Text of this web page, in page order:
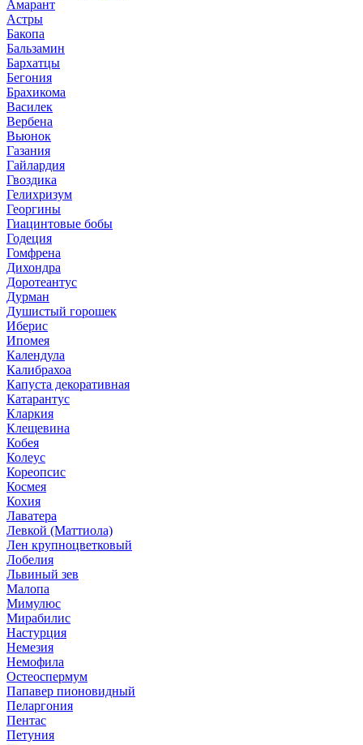
Амарант
Астры
Бакопа
Бальзамин
Бархатцы
Бегония
Брахикома
Василек
Вербена
Вьюнок
Газания
Гайлардия
Гвоздика
Гелихризум
Георгины
Гиацинтовые бобы
Годеция
Гомфрена
Дихондра
Доротеантус
Дурман
Душистый горошек
Иберис
Ипомея
Календула
Калибрахоа
Капуста декоративная
Катарантус
Кларкия
Клещевина
Кобея
Колеус
Кореопсис
Космея
Кохия
Лаватера
Левкой (Маттиола)
Лен крупноцветковый
Лобелия
Львиный зев
Малопа
Мимулюс
Мирабилис
Настурция
Немезия
Немофила
Остеоспермум
Папавер пионовидный
Пеларгония
Пентас
Петуния